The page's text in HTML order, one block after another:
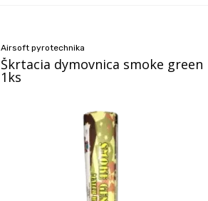
Airsoft pyrotechnika
Škrtacia dymovnica smoke green
1ks